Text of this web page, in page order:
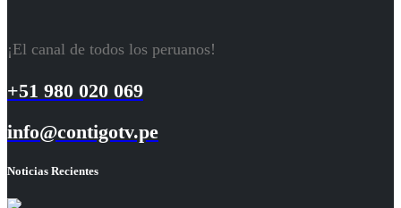
¡El canal de todos los peruanos!
+51 980 020 069
info@contigotv.pe
Noticias Recientes